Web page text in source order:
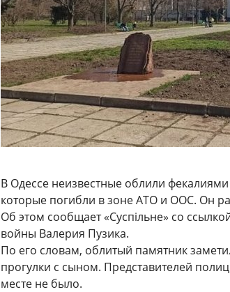
В Одессе неизвестные облили
которые погибли в зоне АТО и ООС. Он
Об этом сообщает «Суспільне» со
войны Валерия Пузика.
По его словам, облитый памятник
прогулки с сыном. Представителей
месте не было.